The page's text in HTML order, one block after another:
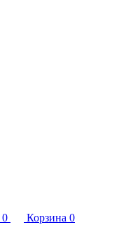
0 Корзина 0